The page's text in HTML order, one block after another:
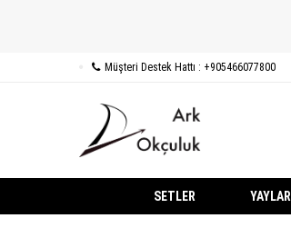
Müşteri Destek Hattı : +905466077800
SETLER YAYLAR